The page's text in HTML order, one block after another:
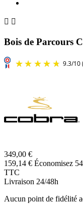
 
Bois de Parcours
349,00 €
159,14 € Économisez
TTC
Livraison 24/48h
Aucun point de fidélité